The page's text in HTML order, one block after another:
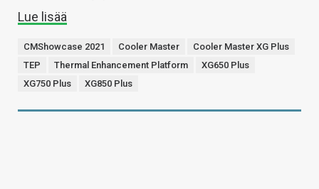
Lue lisää
CMShowcase 2021 Cooler Master
Cooler Master XG Plus
TEP
Thermal Enhancement Platform
XG650 Plus
XG750 Plus
XG850 Plus